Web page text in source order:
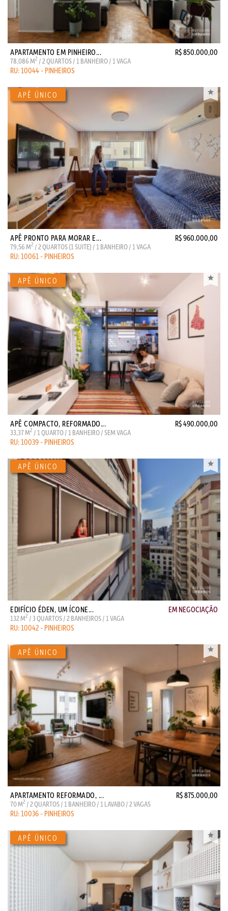
APARTAMENTO EM PINHEIRO... R$ 850.000,00
78,086 M2 / 2 QUARTOS / 1 BANHEIRO / 1 VAGA
RU: 10044 - PINHEIROS
APÊ PRONTO PARA MORAR E... R$ 960.000,00
79,56 M2 / 2 QUARTOS (1 SUITE) / 1 BANHEIRO / 1 VAGA
RU: 10061 - PINHEIROS
APÊ COMPACTO, REFORMADO... R$ 490.000,00
33,37 M2 / 1 QUARTO / 1 BANHEIRO / SEM VAGA
RU: 10039 - PINHEIROS
EDIFÍCIO ÉDEN, UM ÍCONE... EM NEGOCIAÇÃO
132 M2 / 3 QUARTOS / 2 BANHEIROS / 1 VAGA
RU: 10042 - PINHEIROS
APARTAMENTO REFORMADO, ... R$ 875.000,00
70 M2 / 2 QUARTOS / 1 BANHEIRO / 1 LAVABO / 2 VAGAS
RU: 10036 - PINHEIROS